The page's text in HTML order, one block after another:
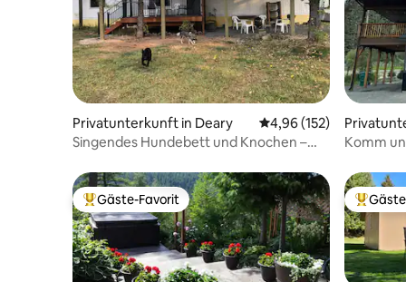
Privatunterkunft in Deary Durchschnittliche
4,96 (152)
Singendes Hundebett und Knochen –
Komm
Beliebter Gäste-Favorit.
Gäste-Favorit